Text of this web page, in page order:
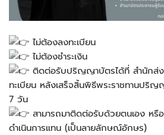
ไม่ต้องลงทะเบียน
ไม่ต้องชำระเงิน
ติดต่อรับปริญญาบัตรได้ที่ สำนักส่งเ
ทะเบียน หลังเสร็จสิ้นพิธีพระราชทานปริ
7 วัน
สามารถมาติดต่อรับด้วยตนเอง หรื
ดำเนินการแทน (เป็นลายลักษณ์อักษร)